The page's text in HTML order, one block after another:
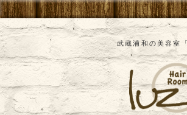
武蔵浦和の美容室